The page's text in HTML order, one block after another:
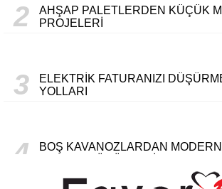
2
AHŞAP PALETLERDEN KÜÇÜK
PROJELERI
3
ELEKTRIK FATURANIZI
YOLLARI
4
BOŞ KAVANOZLARDAN